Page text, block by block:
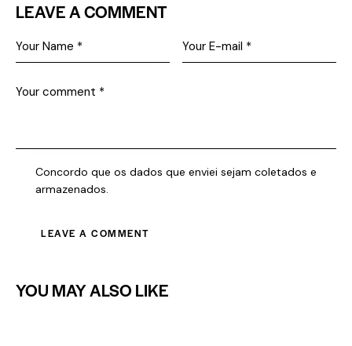
LEAVE A COMMENT
Concordo que os dados que enviei sejam coletados e
armazenados.
YOU MAY ALSO LIKE